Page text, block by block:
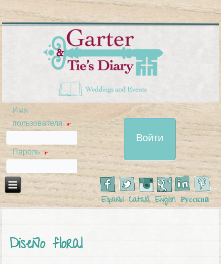
Имя
пользователя *
Пароль*
Español Català English Русский
Diseño floral